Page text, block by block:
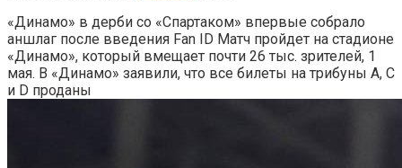
«Динамо» в дерби со «Спартаком» впервые собрало
аншлаг после введения Fan ID Матч пройдет на стадионе
«Динамо», который вмещает почти 26 тыс. зрителей, 1
мая. В «Динамо» заявили, что все билеты на трибуны А, С
и D проданы